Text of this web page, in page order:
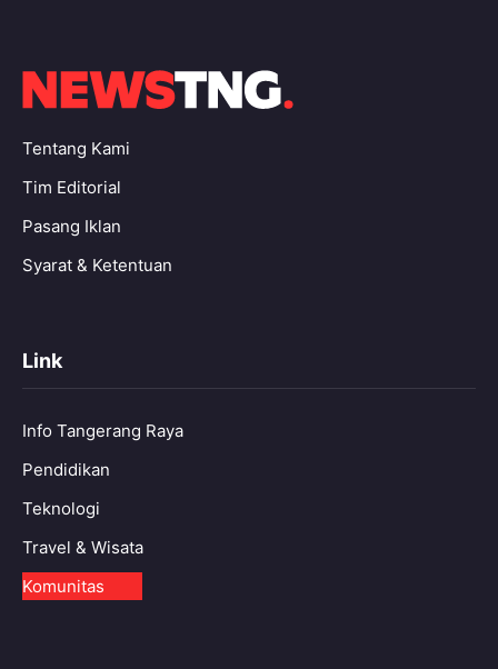
Tentang Kami
Tim Editorial
Pasang Iklan
Syarat & Ketentuan
Link
Info Tangerang Raya
Pendidikan
Teknologi
Travel & Wisata
Komunitas